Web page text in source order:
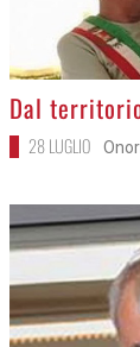
>
Dal
28 LUGLIO